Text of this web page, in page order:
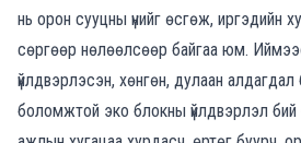
нь орон сууцны үнийг өсгөж, иргэдийн
сөргөөр нөлөөлсөөр байгаа юм.
үйлдвэрлэсэн, хөнгөн, дулаан
боломжтой эко блокны үйлдвэрлэл